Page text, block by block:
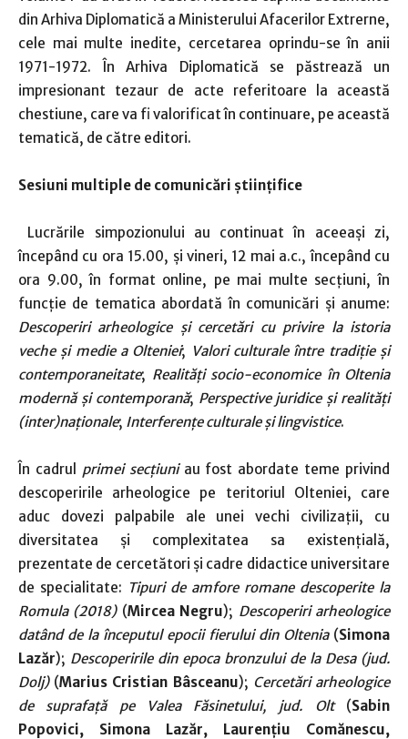
din Arhiva Diplomatică a Ministerului Afacerilor Extrerne,
cele mai multe inedite, cercetarea oprindu-se în anii
1971-1972. În Arhiva Diplomatică se păstrează un
impresionant tezaur de acte referitoare la această
chestiune, care va fi valorificat în continuare, pe această
tematică, de către editori.
Sesiuni multiple de comunicări științifice
Lucrările simpozionului au continuat în aceeași zi,
începând cu ora 15.00, și vineri, 12 mai a.c., începând cu
ora 9.00, în format online, pe mai multe secțiuni, în
funcție de tematica abordată în comunicări și anume:
Descoperiri arheologice și cercetări cu privire la istoria
veche și medie a Olteniei; Valori culturale între tradiție și
contemporaneitate; Realități socio-economice în Oltenia
modernă și contemporană; Perspective juridice și realități
(inter)naționale; Interferențe culturale și lingvistice.
În cadrul primei secțiuniau fost abordate teme privind
descoperirile arheologice pe teritoriul Olteniei, care
aduc dovezi palpabile ale unei vechi civilizații, cu
diversitatea și complexitatea sa existențială,
prezentate de cercetători și cadre didactice universitare
de specialitate: Tipuri de amfore romane descoperite la
Romula (2018)(Mircea Negru); Descoperiri arheologice
datând de la începutul epocii fierului din Oltenia(Simona
Lazăr); Descoperirile din epoca bronzului de la Desa (jud.
Dolj)(Marius Cristian Bâsceanu); Cercetări arheologice
de suprafaţă pe Valea Făsinetului, jud. Olt(Sabin
Popovici, Simona Lazăr, Laurenţiu Comănescu,